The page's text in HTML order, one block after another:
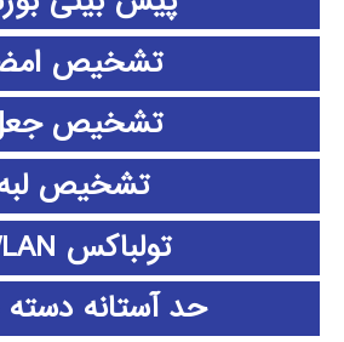
تشخیص
تشخیص
تشخیص
تولباکس WLAN
حد آستانه